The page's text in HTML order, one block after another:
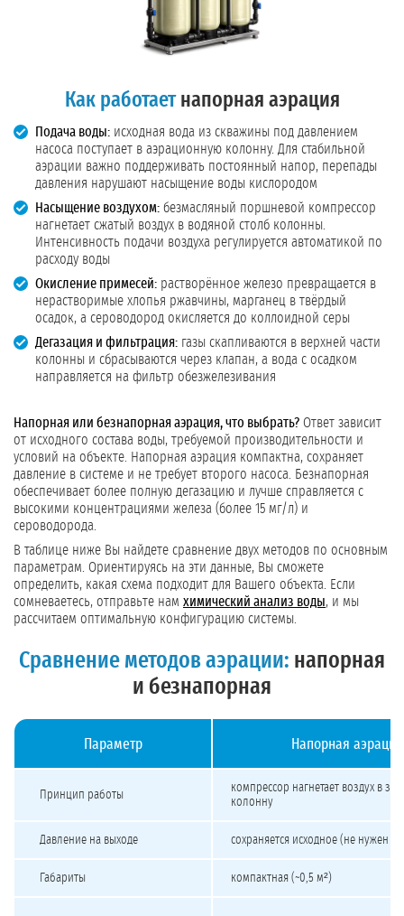
Как работаетнапорная аэрация
Подача воды: исходная вода из скважины под давлением
насоса поступает в аэрационную колонну. Для стабильной
аэрации важно поддерживать постоянный напор, перепады
давления нарушают насыщение воды кислородом
Насыщение воздухом: безмасляный поршневой компрессор
нагнетает сжатый воздух в водяной столб колонны.
Интенсивность подачи воздуха регулируется автоматикой по
расходу воды
Окисление примесей: растворённое железо превращается в
нерастворимые хлопья ржавчины, марганец в твёрдый
осадок, а сероводород окисляется до коллоидной серы
Дегазация и фильтрация: газы скапливаются в верхней части
колонны и сбрасываются через клапан, а вода с осадком
направляется на фильтр обезжелезивания
Напорная или безнапорная аэрация, что выбрать? Ответ зависит
от исходного состава воды, требуемой производительности и
условий на объекте. Напорная аэрация компактна, сохраняет
давление в системе и не требует второго насоса. Безнапорная
обеспечивает более полную дегазацию и лучше справляется с
высокими концентрациями железа (более 15 мг/л) и
сероводорода.
В таблице ниже Вы найдете сравнение двух методов по основным
параметрам. Ориентируясь на эти данные, Вы сможете
определить, какая схема подходит для Вашего объекта. Если
сомневаетесь, отправьте нам химический анализ воды, и мы
рассчитаем оптимальную конфигурацию системы.
Сравнение методов аэрации: напорная
и безнапорная
Параметр Напорная аэрация
Принцип работы
компрессор нагнетает воздух в
колонну
Давление на выходе сохраняется исходное (не нужен
Габариты компактная (~0,5 м²)